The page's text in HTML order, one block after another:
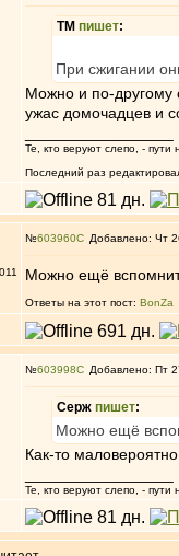
ТМ пишет:
При сжигании
Можно и по-другому
ужас домочадцев и
Те, кто веруют слепо, -
Последний раз
№603960 Добавлено: Чт
Можно ещё
Ответы на этот пост: BonZa
№603998 Добавлено: Пт
Серж пишет:
Можно ещё
Как-то
Те, кто веруют слепо, -